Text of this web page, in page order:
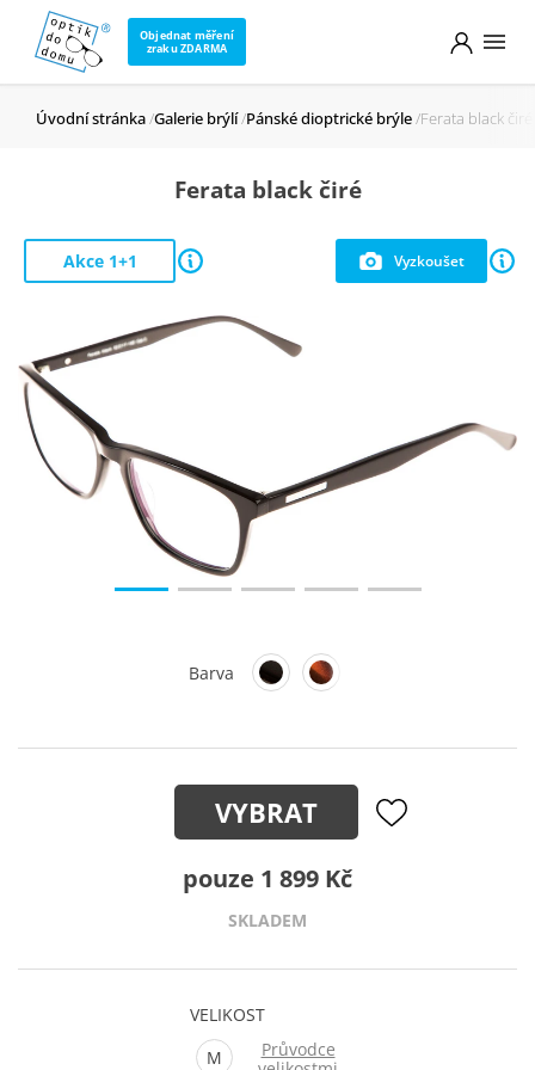
Objednat měření
zraku ZDARMA
Úvodní stránka Galerie brýlí Pánské dioptrické brýle Ferata black čiré
Ferata black čiré
Vyzkoušet
Akce 1+1
Barva
VYBRAT
pouze 1 899 Kč
SKLADEM
VELIKOST
M
Průvodce